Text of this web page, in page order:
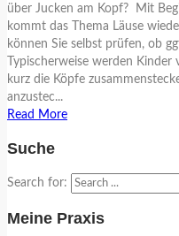
über Jucken am Kopf? Mit
kommt das Thema Läuse
können Sie selbst prüfen, ob
Typischerweise werden
kurz die Köpfe
anzustec...
Read More
Suche
Search for:
Meine Praxis